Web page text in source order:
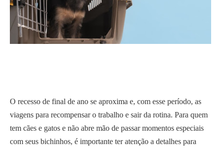
O recesso de final de ano se aproxima e, com esse período, as
viagens para recompensar o trabalho e sair da rotina. Para quem
tem cães e gatos e não abre mão de passar momentos especiais
com seus bichinhos, é importante ter atenção a detalhes para